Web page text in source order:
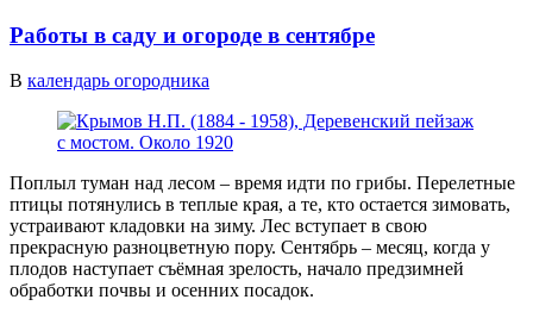
Работы в саду и огороде в сентябре
В календарь огородника
Поплыл туман над лесом – время идти по грибы. Перелетные
птицы потянулись в теплые края, а те, кто остается зимовать,
устраивают кладовки на зиму. Лес вступает в свою
прекрасную разноцветную пору. Сентябрь – месяц, когда у
плодов наступает съёмная зрелость, начало предзимней
обработки почвы и осенних посадок.